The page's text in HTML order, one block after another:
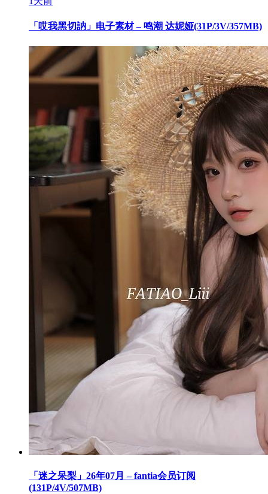
「哎我黑切訥」电子素材 – 鸣潮 达妮娅(31P/3V/357MB)
「迷之呆梨」26年07月 – fantia会员订阅
(131P/4V/507MB)